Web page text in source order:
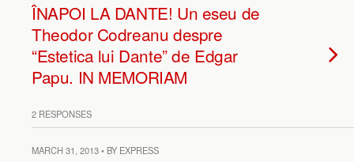
ÎNAPOI LA DANTE! Un eseu de
Theodor Codreanu despre
“Estetica lui Dante” de Edgar
Papu. IN MEMORIAM
2 RESPONSES
MARCH 31, 2013 • BY EXPRESS